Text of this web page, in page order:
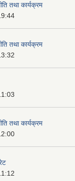
तथा कार्यक्रम
तथा कार्यक्रम
तथा कार्यक्रम